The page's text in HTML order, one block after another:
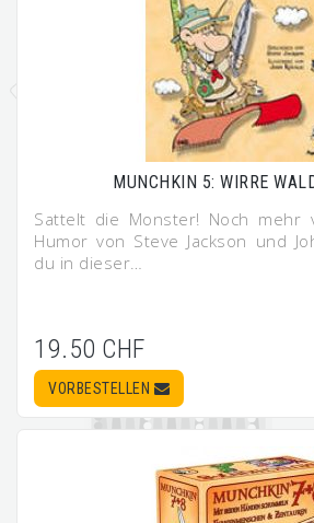
MUNCHKIN 5: WIRRE
Sattelt die Monster! Noch mehr
Humor von Steve Jackson und
du in dieser…
19.50 CHF
VORBESTELLEN